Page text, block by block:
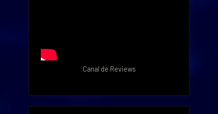
Canal de Reviews